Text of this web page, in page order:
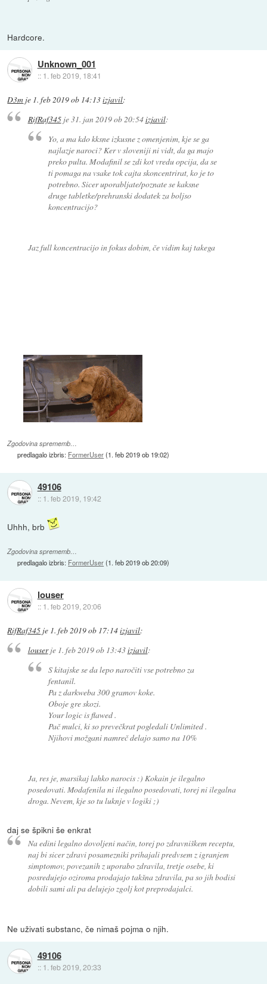
Hardcore.
Unknown_001
:: 1. feb 2019, 18:41
D3m je 1. feb 2019 ob 14:13izjavil:
RifRaf345je31. jan 2019 ob 20:54izjavil:
Yo, a ma kdo kksne izkusne z omenjenim, kje se ga
najlazje naroci? Ker v sloveniji ni vidt, da ga majo
preko pulta. Modafinil se zdi kot vredu opcija, da se
ti pomaga na vsake tok cajta skoncentrirat, ko je to
potrebno. Sicer uporabljate/poznate se kaksne
druge tabletke/prehranski dodatek za boljso
koncentracijo?
Jaz full koncentracijo in fokus dobim, če vidim kaj takega
Zgodovina sprememb…
predlagalo izbris: FormerUser(1. feb 2019 ob 19:02)
49106
:: 1. feb 2019, 19:42
Uhhh, brb
Zgodovina sprememb…
predlagalo izbris: FormerUser(1. feb 2019 ob 20:09)
louser
:: 1. feb 2019, 20:06
RifRaf345 je 1. feb 2019 ob 17:14izjavil:
louserje 1. feb 2019 ob 13:43izjavil:
S kitajske se da lepo naročiti vse potrebno za
fentanil.
Pa z darkweba 300 gramov koke.
Oboje gre skozi.
Your logic is flawed .
Pač mulci, ki so prevečkrat pogledali Unlimited .
Njihovi možgani namreč delajo samo na 10%
Ja, res je, marsikaj lahko narocis :) Kokain je ilegalno
posedovati. Modafenila ni ilegalno posedovati, torej ni ilegalna
droga. Nevem, kje so tu luknje v logiki ;)
daj se špikni še enkrat
Na edini legalno dovoljeni način, torej po zdravniškem receptu,
naj bi sicer zdravi posamezniki prihajali predvsem z igranjem
simptomov, povezanih z uporabo zdravila, tretje osebe, ki
posredujejo oziroma prodajajo takšna zdravila, pa so jih bodisi
dobili sami ali pa delujejo zgolj kot preprodajalci.
Ne uživati substanc, če nimaš pojma o njih.
49106
:: 1. feb 2019, 20:33